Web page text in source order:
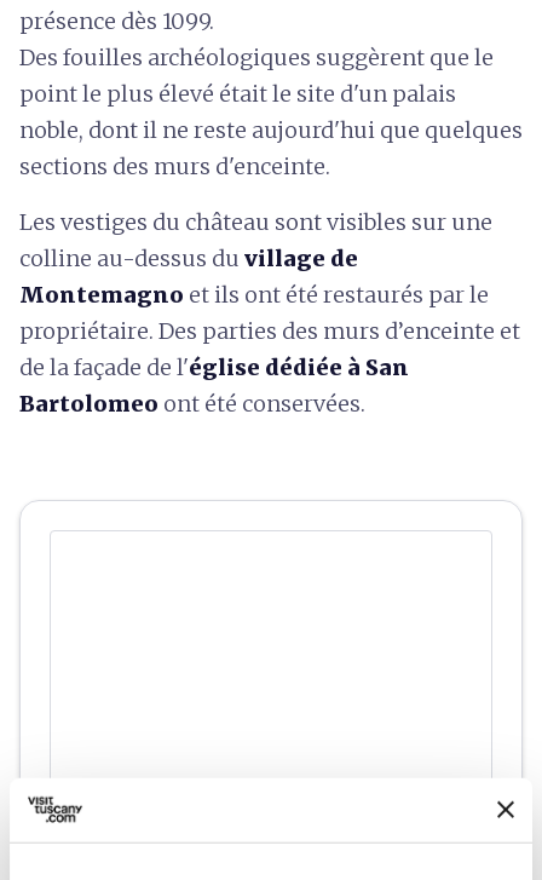
présence dès 1099.
Des fouilles archéologiques suggèrent que le
point le plus élevé était le site d'un palais
noble, dont il ne reste aujourd'hui que quelques
sections des murs d'enceinte.
Les vestiges du château sont visibles sur une
colline au-dessus du village de
Montemagno et ils ont été restaurés par le
propriétaire. Des parties des murs d’enceinte et
de la façade de l'église dédiée à San
Bartolomeo ont été conservées.